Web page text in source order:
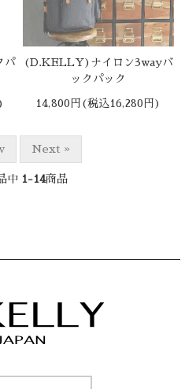
パ
(D.KELLY)ナイロン3wayバ
ックパック
14,800円(税込16,280円)
Next »
中 1-14商品